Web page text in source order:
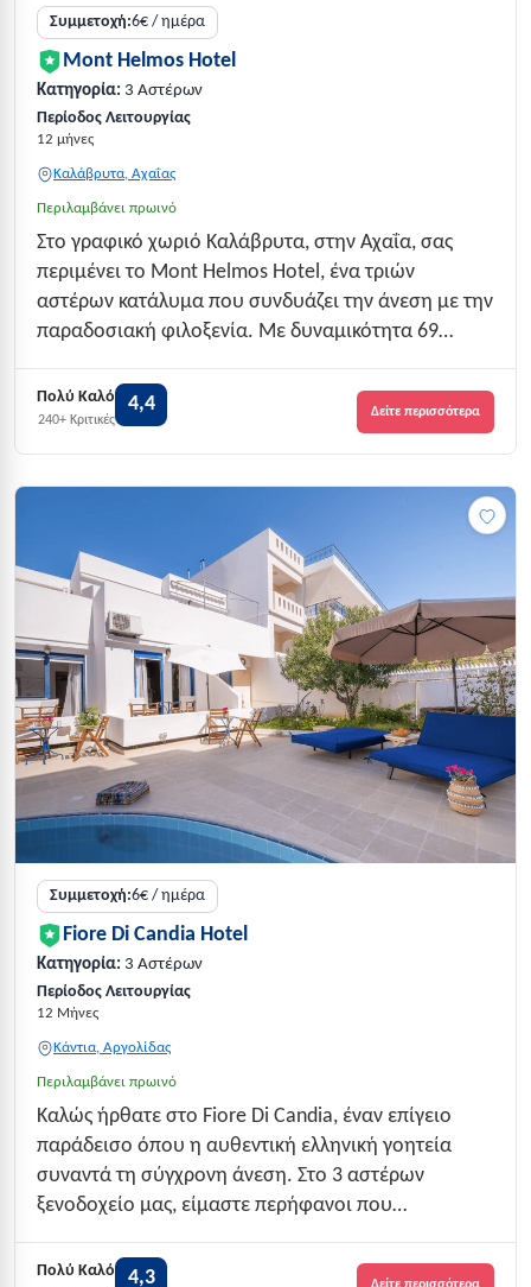
Συμμετοχή:6€ / ημέρα
Mont Helmos Hotel
Κατηγορία: 3 Αστέρων
Περίοδος Λειτουργίας
12 μήνες
Καλάβρυτα, Αχαΐας
Περιλαμβάνει πρωινό
Στο γραφικό χωριό Καλάβρυτα, στην Αχαΐα, σας
περιμένει το Mont Helmos Hotel, ένα τριών
αστέρων κατάλυμα που συνδυάζει την άνεση με την
παραδοσιακή φιλοξενία. Με δυναμικότητα 69
επιλογές για οικογένειες και ζευγάρια που
αναζητούν αξέχαστες διακοπές. Η βαθμολογία του
4.4 στα 5 α...
Πολύ Καλό
240+ Κριτικές
4,4 Δείτε περισσότερα
Συμμετοχή:6€ / ημέρα
Fiore Di Candia Hotel
Κατηγορία: 3 Αστέρων
Περίοδος Λειτουργίας
12 Μήνες
Κάντια, Αργολίδας
Περιλαμβάνει πρωινό
Καλώς ήρθατε στο Fiore Di Candia, έναν επίγειο
παράδεισο όπου η αυθεντική ελληνική γοητεία
συναντά τη σύγχρονη άνεση. Στο 3 αστέρων
ξενοδοχείο μας, είμαστε περήφανοι που
άνεσης και εξαιρετικής φιλοξενίας. Είτε βρίσκεστε
Πολύ Καλό 4,3